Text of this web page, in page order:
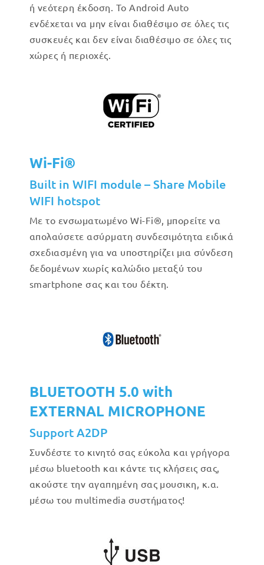
ή νεότερη έκδοση. Το Android Auto
ενδέχεται να μην είναι διαθέσιμο σε όλες τις
συσκευές και δεν είναι διαθέσιμο σε όλες τις
χώρες ή περιοχές.
Wi-Fi®
Built in WIFI module – Share Mobile
WIFI hotspot
Με το ενσωματωμένο Wi-Fi®, μπορείτε να
απολαύσετε ασύρματη συνδεσιμότητα ειδικά
σχεδιασμένη για να υποστηρίζει μια σύνδεση
δεδομένων χωρίς καλώδιο μεταξύ του
smartphone σας και του δέκτη.
BLUETOOTH 5.0 with
EXTERNAL MICROPHONE
Support A2DP
Συνδέστε το κινητό σας εύκολα και γρήγορα
μέσω bluetooth και κάντε τις κλήσεις σας,
ακούστε την αγαπημένη σας μουσικη, κ.α.
μέσω του multimedia συστήματος!